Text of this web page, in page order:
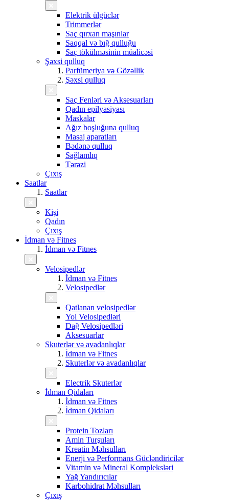
Elektrik ülgüclər
Trimmerlər
Saç qırxan maşınlar
Saqqal və bığ qulluğu
Saç tökülməsinin müalicəsi
Şəxsi qulluq
Parfümeriya və Gözəllik
Şəxsi qulluq
Saç Fenləri və Aksesuarları
Qadın epilyasiyası
Maskalar
Ağız boşluğuna qulluq
Masaj aparatları
Bədənə qulluq
Sağlamlıq
Tərəzi
Çıxış
Saatlar
Saatlar
Kişi
Qadın
Çıxış
İdman və Fitnes
İdman və Fitnes
Velosipedlər
İdman və Fitnes
Velosipedlər
Qatlanan velosipedlər
Yol Velosipedləri
Dağ Velosipedləri
Aksesuarlar
Skuterlər və avadanlıqlar
İdman və Fitnes
Skuterlər və avadanlıqlar
Electrik Skuterlər
İdman Qidaları
İdman və Fitnes
İdman Qidaları
Protein Tozları
Amin Turşuları
Kreatin Məhsulları
Enerji və Performans Gücləndiricilər
Vitamin və Mineral Kompleksləri
Yağ Yandırıcılar
Karbohidrat Məhsulları
Çıxış